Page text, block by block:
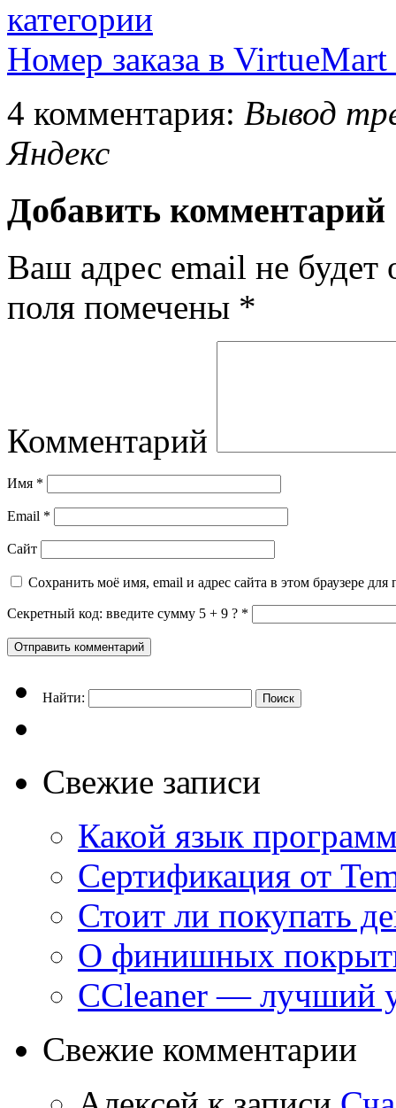
категории
Номер заказа в VirtueMart
4 комментария: Вывод
Яндекс
Добавить комментарий
Ваш адрес email не будет
поля помечены *
Комментарий
Имя *
Email *
Сайт
Сохранить моё имя, email и адрес сайта в этом браузере
Секретный код: введите сумму 5 + 9 ? *
Найти:
Свежие записи
Какой язык
Сертификация от
Стоит ли покупать
О финишных
CCleaner — лучший
Свежие комментарии